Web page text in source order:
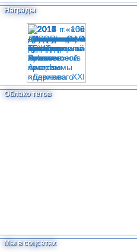
Награды
Облако тегов
Мы в соцсетях